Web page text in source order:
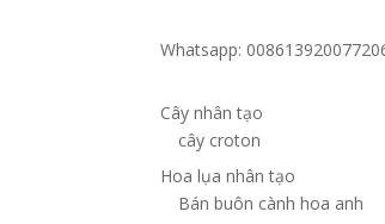
Whatsapp:
Cây nhân tạo
cây croton
Hoa lụa nhân tạo
Bán buôn cành hoa anh